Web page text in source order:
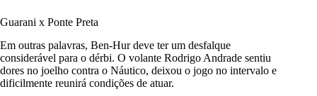
Guarani x Ponte Preta
Em outras palavras, Ben-Hur deve ter um desfalque
considerável para o dérbi. O volante Rodrigo Andrade sentiu
dores no joelho contra o Náutico, deixou o jogo no intervalo e
dificilmente reunirá condições de atuar.